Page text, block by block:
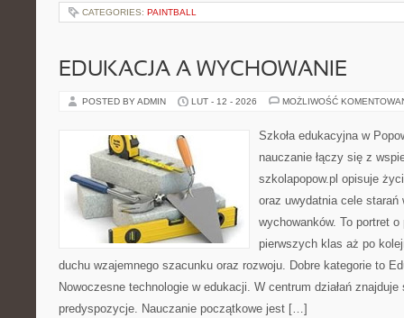
CATEGORIES: PAINTBALL
EDUKACJA A WYCHOWANIE
POSTED BY ADMIN LUT - 12 - 2026 MOŻLIWOŚĆ
Szkoła edukacyjna w
nauczanie łączy się z
szkolapopow.pl opisuje
oraz uwydatnia cele starań
wychowanków. To portret
pierwszych klas aż po
duchu wzajemnego szacunku oraz rozwoju. Dobre kategorie to
Nowoczesne technologie w edukacji. W centrum działań znajduje
predyspozycje. Nauczanie początkowe jest […]